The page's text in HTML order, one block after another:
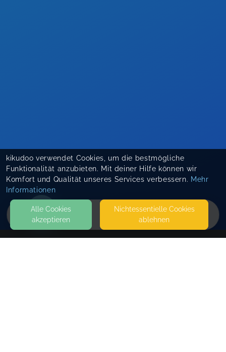
HOME
kikudoo verwendet Cookies, um die bestmögliche
Funktionalität anzubieten. Mit deiner Hilfe können wir
Komfort und Qualität unseres Services verbessern. Mehr
Informationen
Alle Cookies
akzeptieren
Nicht­essentielle Cookies
ablehnen